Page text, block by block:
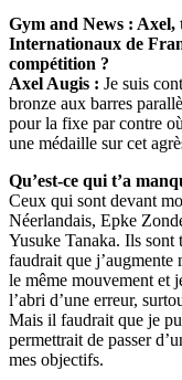
Gym and News :
Internationaux de
compétition ?
Axel Augis : Je suis
bronze aux barres
pour la fixe par contre
une médaille sur cet
Qu’est-ce qui t’a
Ceux qui sont devant
Néerlandais, Epke
Yusuke Tanaka. Ils
faudrait que j’augmente
le même mouvement et
l’abri d’une erreur,
Mais il faudrait que je
permettrait de passer
mes objectifs.